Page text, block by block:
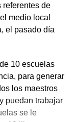
referentes de
medio local
el pasado día
10 escuelas
para generar
los maestros
puedan trabajar
se le